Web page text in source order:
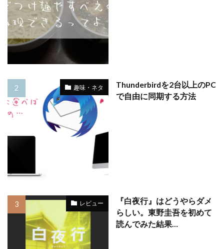
趣味・ネタ
Thunderbirdを2台以上のPC
で自由に同期する方法
レビュー
『白夜行』はどうやらダメ
らしい。東野圭吾を初めて
読んでみた結果…